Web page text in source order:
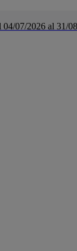
07/2026 al 31/